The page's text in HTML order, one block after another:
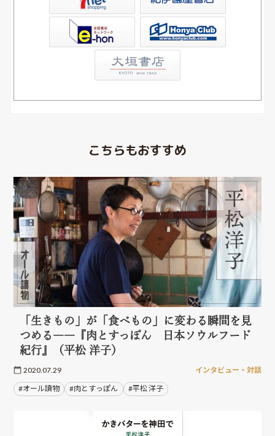
こちらもおすすめ
「生きもの」が「食べもの」に変わる瞬間を見
つめる――『肉とすっぽん 日本ソウルフード
紀行』（平松 洋子）
2020.07.29 インタビュー・対談
#オール讀物 #肉とすっぽん #平松 洋子